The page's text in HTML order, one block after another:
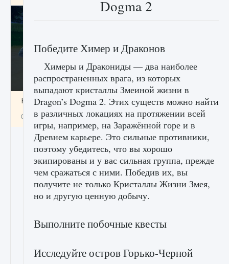
Как включить чат в Fortnite
9 августа 2024 1 335 0 0
Dogma 2
Победите Химер и Драконов
Химеры и Дракониды — два наиболее
распространенных врага, из которых
выпадают кристаллы Змеиной жизни в
Dragon’s Dogma 2. Этих существ можно найти
в различных локациях на протяжении всей
игры, например, на Заражённой горе и в
Древнем карьере. Это сильные противники,
поэтому убедитесь, что вы хорошо
экипированы и у вас сильная группа, прежде
чем сражаться с ними. Победив их, вы
получите не только Кристаллы Жизни Змея,
но и другую ценную добычу.
Выполните побочные квесты
Исследуйте остров Горько-Черной